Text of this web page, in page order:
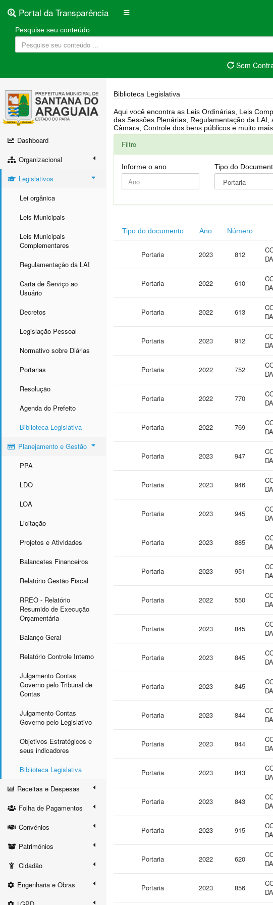
Portal da Transparência
Pesquise seu conteúdo
Sem
Dashboard
Organizacional
Legislativos
Lei orgânica
Leis Municipais
Leis Municipais
Complementares
Regulamentação da LAI
Carta de Serviço ao
Usuário
Decretos
Legislação Pessoal
Normativo sobre Diárias
Portarias
Resolução
Agenda do Prefeito
Biblioteca Legislativa
Planejamento e Gestão
PPA
LDO
LOA
Licitação
Projetos e Atividades
Balancetes Financeiros
Relatório Gestão Fiscal
RREO - Relatório
Resumido de Execução
Orçamentária
Balanço Geral
Relatório Controle Interno
Julgamento Contas
Governo pelo Tribunal de
Contas
Julgamento Contas
Governo pelo Legislativo
Objetivos Estratégicos e
seus indicadores
Biblioteca Legislativa
Receitas e Despesas
Folha de Pagamentos
Convênios
Patrimônios
Cidadão
Engenharia e Obras
Biblioteca Legislativa
Aqui você encontra as Leis Ordinárias, Leis Complementares, Portarias, Decretos, Atas, PPA, LDO, LOA, RREO, Resoluções, RGF, Lei Orgânica, Regimento Interno, Pauta
das Sessões Plenárias, Regulamentação da LAI, Atos de Julgamento do Governo, Agenda Externa do presidente, Relatório do Controle Interno, Projetos em tramitação na
Câmara, Controle dos
Filtro
Informe o ano Tipo do
Tipo do documento Ano Número
Portaria 2023 812
Portaria 2022 610
Portaria 2022 613
Portaria 2023 912
Portaria 2022 752
Portaria 2022 770
Portaria 2022 769
Portaria 2023 947
Portaria 2023 946
Portaria 2023 945
Portaria 2023 885
Portaria 2023 951
Portaria 2022 550
Portaria 2023 845
Portaria 2023 845
Portaria 2023 845
Portaria 2023 844
Portaria 2023 844
Portaria 2023 843
Portaria 2023 843
Portaria 2023 915
Portaria 2022 620
Portaria 2023 856